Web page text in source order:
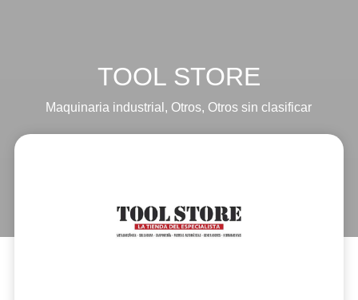
TOOL STORE
Maquinaria industrial , Otros, Otros sin clasificar